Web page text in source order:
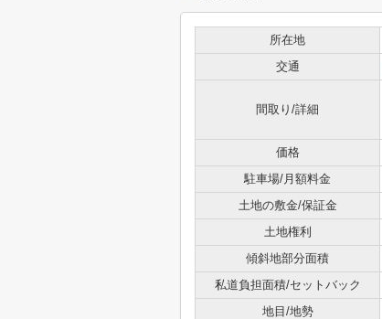
所在地
交通
間取り/詳細
価格
駐車場/月額料金
土地の敷金/保証金
土地権利
傾斜地部分面積
私道負担面積/セットバック
地目/地勢